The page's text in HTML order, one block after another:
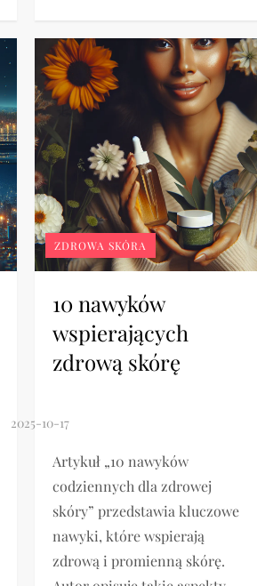
ZDROWA SKÓRA
10 nawyków
wspierających
zdrową skórę
Artykuł „10 nawyków
codziennych dla zdrowej
skóry” przedstawia kluczowe
nawyki, które wspierają
zdrową i promienną skórę.